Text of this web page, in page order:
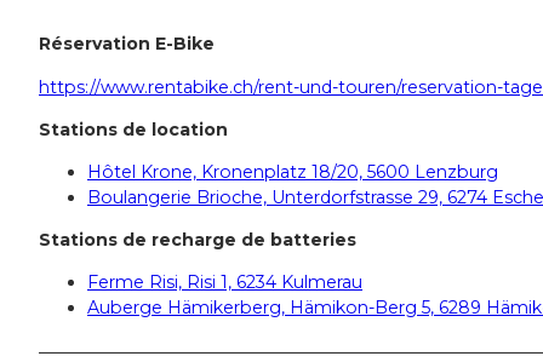
Réservation E-Bike
https://www.rentabike.ch/rent-und-touren/reservation-
Stations de location
Hôtel Krone, Kronenplatz 18/20, 5600 Lenzburg
Boulangerie Brioche, Unterdorfstrasse 29, 6274
Stations de recharge de batteries
Ferme Risi, Risi 1, 6234 Kulmerau
Auberge Hämikerberg, Hämikon-Berg 5, 6289